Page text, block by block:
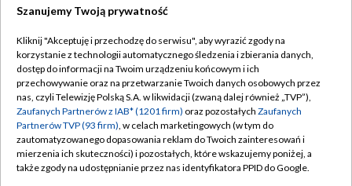
TVP
Abonament TVP
Emisja w TVP
Centrum informacji TVP
Naziemna Telewizja Cyfrowa
Regulamin TVP
Polityka prywatności
Moje zgody
Pomoc
Szanujemy Twoją prywatność
Kliknij "Akceptuję i przechodzę do serwisu", aby wyrazić zgody na
korzystanie z technologii automatycznego śledzenia i zbierania danych,
dostęp do informacji na Twoim urządzeniu końcowym i ich
przechowywanie oraz na przetwarzanie Twoich danych osobowych przez
nas, czyli Telewizję Polską S.A. w likwidacji (zwaną dalej również „TVP”),
Zaufanych Partnerów z IAB* (1201 firm) oraz pozostałych Zaufanych
Partnerów TVP (93 firm), w celach marketingowych (w tym do
zautomatyzowanego dopasowania reklam do Twoich zainteresowań i
mierzenia ich skuteczności) i pozostałych, które wskazujemy poniżej, a
także zgody na udostępnianie przez nas identyfikatora PPID do Google.